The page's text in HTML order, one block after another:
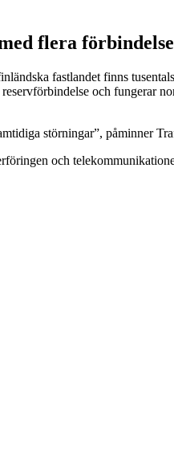
flera
fastlandet finns
och fungerar
störningar”, påminner
och